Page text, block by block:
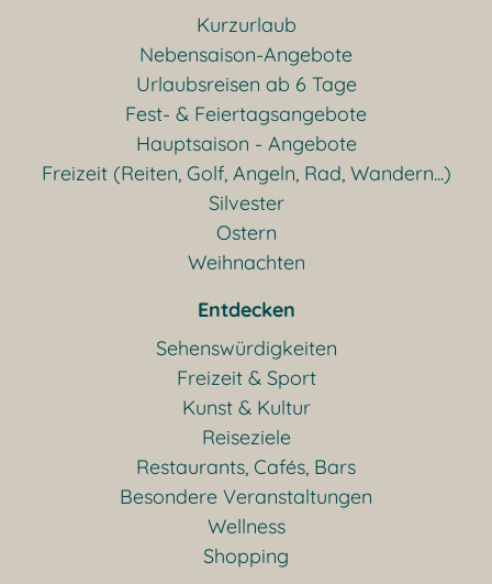
Kurzurlaub
Nebensaison-Angebote
Urlaubsreisen ab 6 Tage
Fest- & Feiertagsangebote
Hauptsaison - Angebote
Freizeit (Reiten, Golf, Angeln, Rad, Wandern...)
Silvester
Ostern
Weihnachten
Entdecken
Sehenswürdigkeiten
Freizeit & Sport
Kunst & Kultur
Reiseziele
Restaurants, Cafés, Bars
Besondere Veranstaltungen
Wellness
Shopping